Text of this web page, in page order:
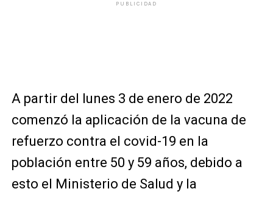
PUBLICIDAD
A partir del lunes 3 de enero de 2022
comenzó la aplicación de la vacuna de
refuerzo contra el covid-19 en la
población entre 50 y 59 años, debido a
esto el Ministerio de Salud y la